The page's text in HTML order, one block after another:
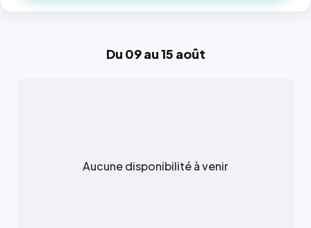
Du 09 au 15 août
Aucune disponibilité à venir